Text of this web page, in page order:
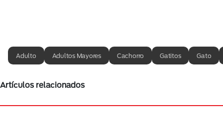
Adulto Adultos Mayores Cachorro Gatitos Gato
Artículos relacionados